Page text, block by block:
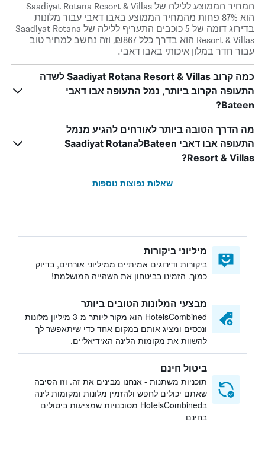
המחיר הממוצע ללילה של Saadiyat Rotana Resort & Villas
הוא 87% פחות מהמחיר הממוצע באבו דאבי עבור מלונות
בדירוג דומה של 5 כוכבים התעריף ללילה של Saadiyat Rotana
Resort & Villas הוא בדרך כלל ₪867, וזה נחשב למחיר טוב
עבור חדר במלון איכותי באבו דאבי.
כמה קרוב Saadiyat Rotana Resort & Villas לשדה
התעופה הקרוב ביותר, נמל התעופה אבו דאבי
Bateen?
מה הדרך הטובה ביותר לאורחים להגיע מנמל
התעופה אבו דאבי BateenלSaadiyat Rotana
Resort & Villas?
שאלות נפוצות נוספות
מיליוני ביקורות
ביקורות ודירוגים אמיתיים ממיליוני אורחים, בדיוק
כמוך. הזמינו בביטחון את השהייה המושלמת!
מבצעי המלונות הטובים ביותר
HotelsCombined הוא מקור ליותר מ-3 מיליון מלונות
ונכסים ומציג אותם במקום אחד כדי שיתאפשר לך
להשוות את מקומות הלינה האידיאליים.
ביטול חינם
תוכניות משתנות - אנחנו מבינים את זה. וזו הסיבה
שאתם יכולים לחפש ולהזמין מלונות ומקומות לינה
בHotelsCombined מסוכנויות שמציעות ביטולים
בחינם